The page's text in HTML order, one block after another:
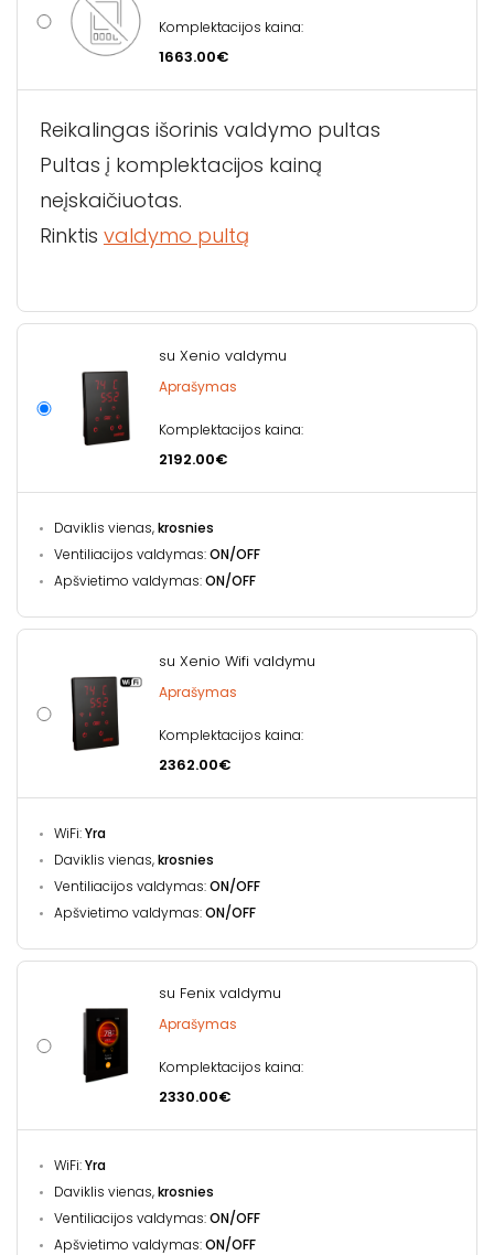
Komplektacijos kaina:
1663.00€
Reikalingas išorinis valdymo pultas
Pultas į komplektacijos kainą
neįskaičiuotas.
Rinktis valdymo pultą
su Xenio valdymu
Aprašymas
Komplektacijos kaina:
2192.00€
Daviklis vienas,krosnies
Ventiliacijos valdymas:ON/OFF
Apšvietimo valdymas:ON/OFF
su Xenio Wifi valdymu
Aprašymas
Komplektacijos kaina:
2362.00€
WiFi:Yra
Daviklis vienas,krosnies
Ventiliacijos valdymas:ON/OFF
Apšvietimo valdymas:ON/OFF
su Fenix valdymu
Aprašymas
Komplektacijos kaina:
2330.00€
WiFi:Yra
Daviklis vienas,krosnies
Ventiliacijos valdymas:ON/OFF
Apšvietimo valdymas:ON/OFF